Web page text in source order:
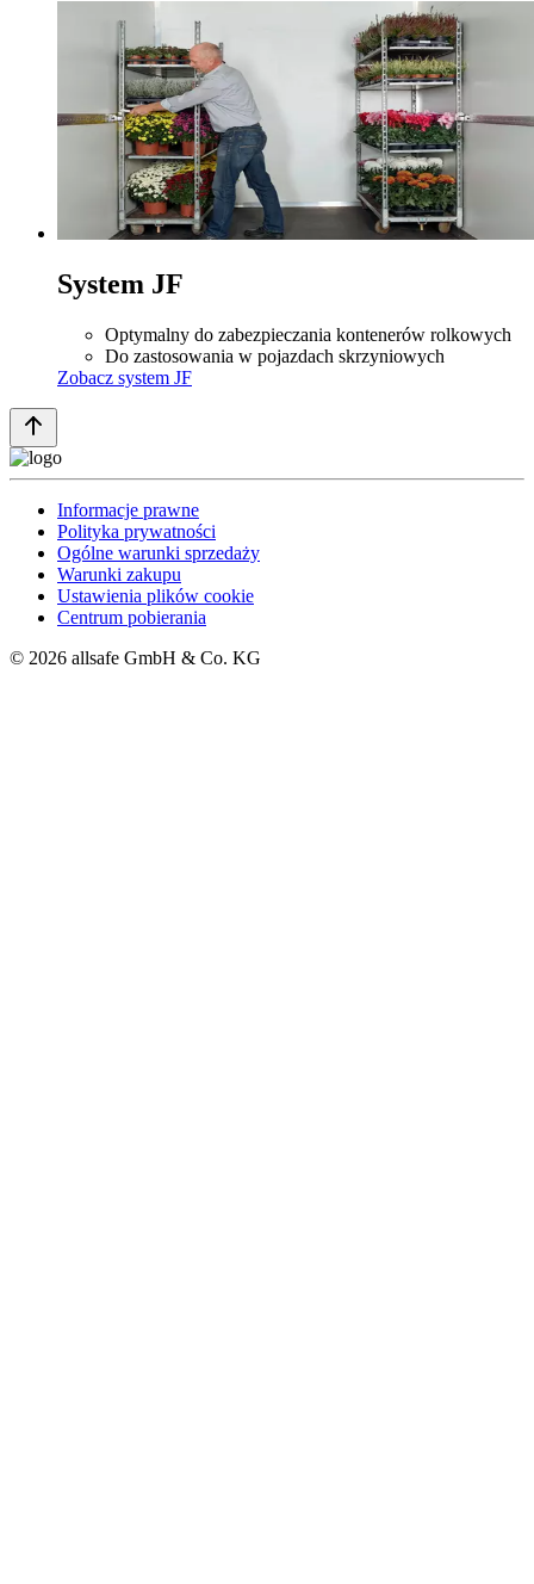
System JF
Optymalny do zabezpieczania kontenerów rolkowych
Do zastosowania w pojazdach skrzyniowych
Zobacz system JF
Informacje prawne
Polityka prywatności
Ogólne warunki sprzedaży
Warunki zakupu
Ustawienia plików cookie
Centrum pobierania
© 2026 allsafe GmbH & Co. KG